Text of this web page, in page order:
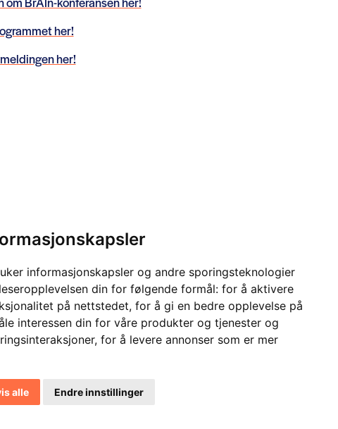
informasjonskapsler og andre sporingsteknologier
din for følgende formål: for å aktivere
på nettstedet, for å gi en bedre opplevelse på
interessen din for våre produkter og tjenester og
, for å levere annonser som er mer
alle Endre innstillinger
her!
her!